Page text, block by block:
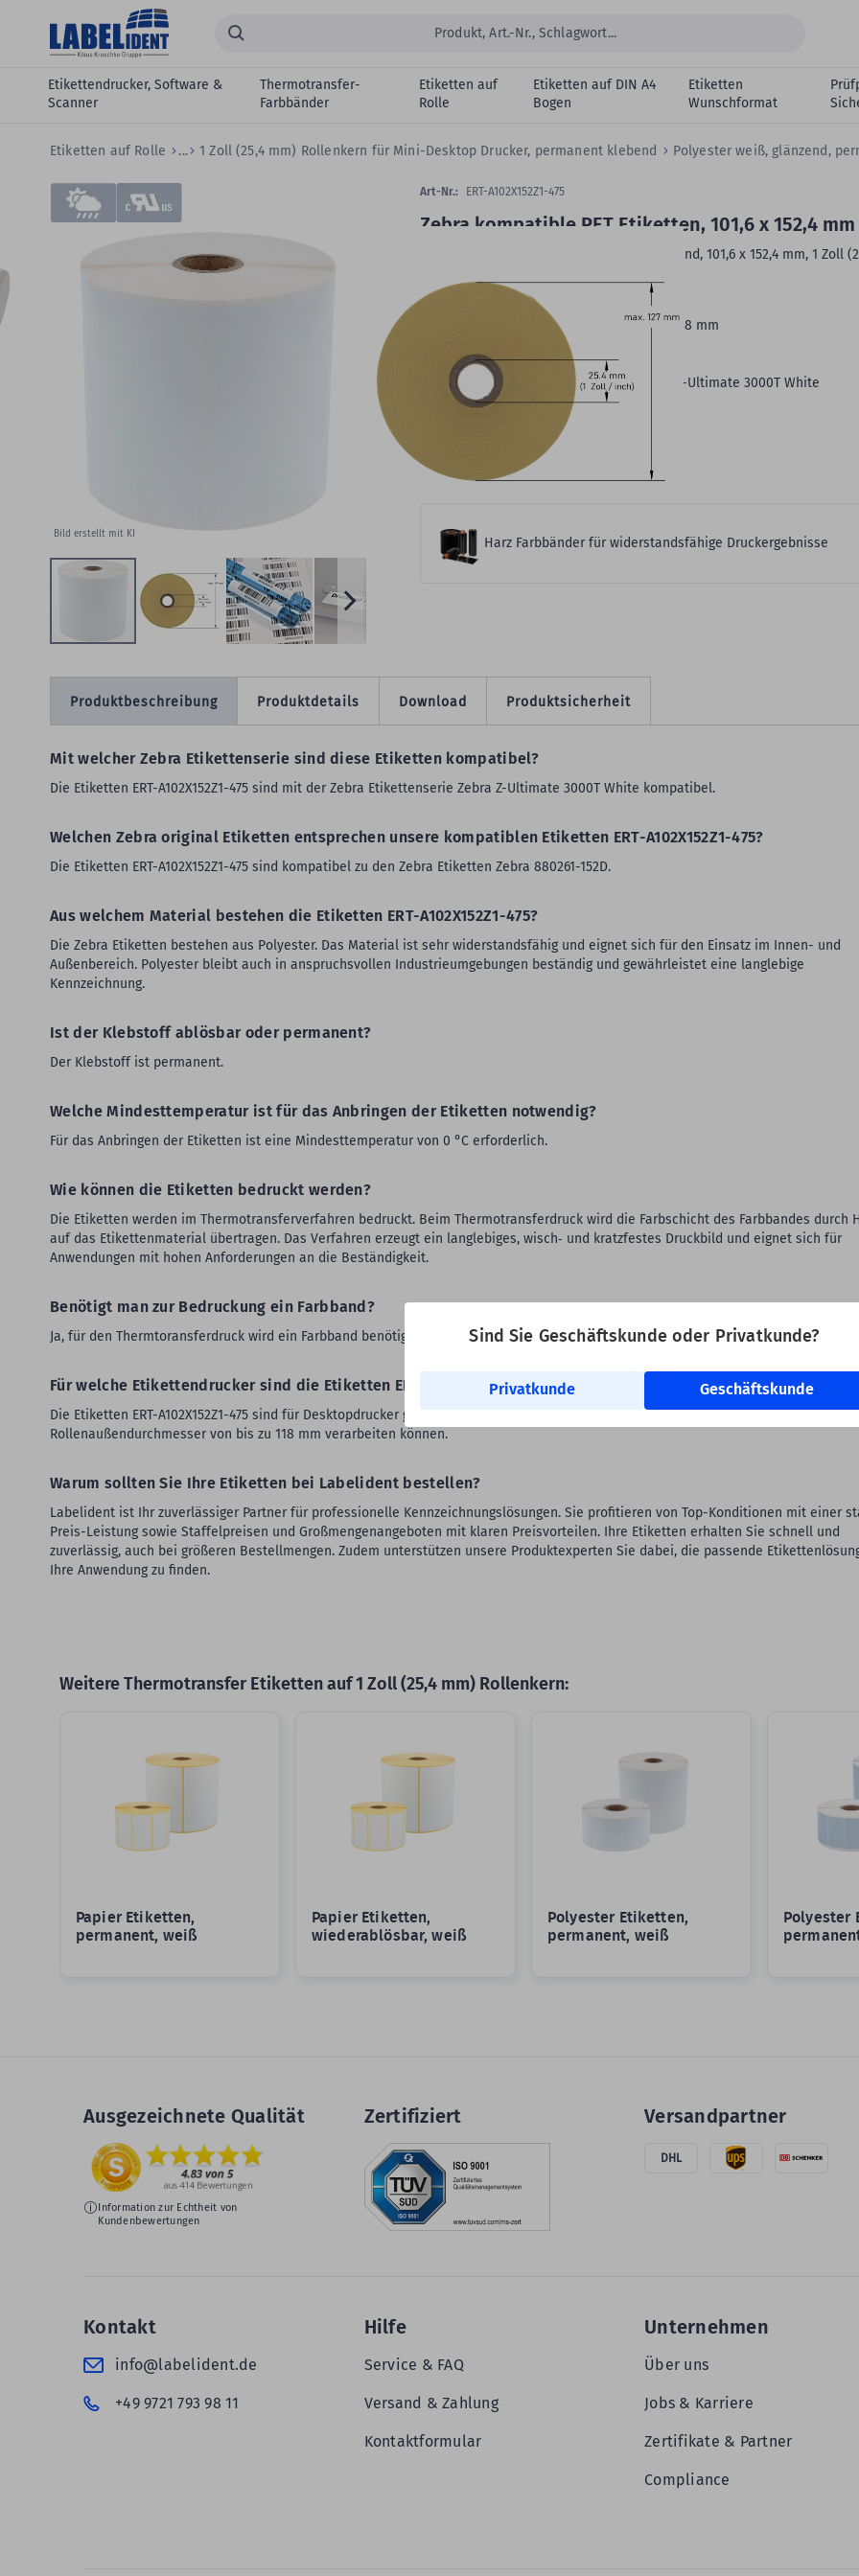
Sind Sie Geschäftskunde oder Privatkunde?
Privatkunde Geschäftskunde
Zum Hauptinhalt springen
Suchen...
Etikettendrucker, Software &
Scanner
Thermotransfer-
Farbbänder
Etiketten auf
Rolle
Etiketten auf DIN A4
Bogen
Etiketten
Wunschformat
Etiketten auf Rolle ... 1 Zoll (25,4 mm) Rollenkern für Mini-Desktop Drucker, permanent klebend Polyester weiß, glänzend,
Zum
Ende
der
Bild erstellt mit KI
Skip
the
Zebra kompatible PET Etiketten, 101,6 x 152,4 mm
Polyester-Etiketten, weiß, permanent klebend, 101,6 x 152,4 mm, 1 Zoll
Art-Nr.: ERT-A102X152Z1-475
Desktopdrucker
104 mm - Rollenaußen-Ø:118 mm
Farbbandempfehlung: Harz
Formatgleich:
Zebra 880261-152D, Zebra Z-Ultimate 3000T White
Rollenkern: 1 Zoll (25,4 mm)
475 Etiketten auf 1 Rolle/n
Weitere Produktdetails
Harz Farbbänder für widerstandsfähige Druckergebnisse
Produktbeschreibung
Mit welcher Zebra Etikettenserie sind diese Etiketten kompatibel?
Die Etiketten ERT-A102X152Z1-475 sind mit der Zebra Etikettenserie Zebra Z-Ultimate 3000T White kompatibel.
Welchen Zebra original Etiketten entsprechen unsere kompatiblen Etiketten ERT-A102X152Z1-475?
Die Etiketten ERT-A102X152Z1-475 sind kompatibel zu den Zebra Etiketten Zebra 880261-152D.
Aus welchem Material bestehen die Etiketten ERT-A102X152Z1-475?
Die Zebra Etiketten bestehen aus Polyester. Das Material ist sehr widerstandsfähig und eignet sich für den Einsatz im Innen- und
Außenbereich. Polyester bleibt auch in anspruchsvollen Industrieumgebungen beständig und gewährleistet eine langlebige
Kennzeichnung.
Ist der Klebstoff ablösbar oder permanent?
Der Klebstoff ist permanent.
Welche Mindesttemperatur ist für das Anbringen der Etiketten notwendig?
Für das Anbringen der Etiketten ist eine Mindesttemperatur von 0 °C erforderlich.
Wie können die Etiketten bedruckt werden?
Die Etiketten werden im Thermotransferverfahren bedruckt. Beim Thermotransferdruck wird die Farbschicht des Farbbandes durch
auf das Etikettenmaterial übertragen. Das Verfahren erzeugt ein langlebiges, wisch‑ und kratzfestes Druckbild und eignet sich für
Anwendungen mit hohen Anforderungen an die Beständigkeit.
Benötigt man zur Bedruckung ein Farbband?
Ja, für den Thermtoransferdruck wird ein Farbband benötigt. Wir empfehlen für die Bedruckung ein Harz Farbband.
Für welche Etikettendrucker sind die Etiketten ERT-A102X152Z1-475 geeignet?
Die Etiketten ERT-A102X152Z1-475 sind für Desktopdrucker geeignet, die einen Rollenkern-Ø von 1 Zoll (25,4 mm) und einen
Rollenaußendurchmesser von bis zu 118 mm verarbeiten können.
Warum sollten Sie Ihre Etiketten bei Labelident bestellen?
Labelident ist Ihr zuverlässiger Partner für professionelle Kennzeichnungslösungen. Sie profitieren von Top-Konditionen mit einer
Preis-Leistung sowie Staffelpreisen und Großmengenangeboten mit klaren Preisvorteilen. Ihre Etiketten erhalten Sie schnell und
zuverlässig, auch bei größeren Bestellmengen. Zudem unterstützen unsere Produktexperten Sie dabei, die passende
Ihre Anwendung zu finden.
Produktdetails Download Produktsicherheit
Weitere Thermotransfer Etiketten auf 1 Zoll (25,4 mm) Rollenkern:
Papier Etiketten,
permanent, weiß
Papier Etiketten,
wiederablösbar, weiß
Polyester Etiketten,
permanent, weiß
Polyester
Ausgezeichnete Qualität
Information zur Echtheit von
Kundenbewertungen
Zertifiziert Versandpartner
DHL
Kontakt
info@labelident.de
+49 9721 793 98 11
Hilfe
Service & FAQ
Versand & Zahlung
Kontaktformular
Unternehmen
Über uns
Jobs & Karriere
Zertifikate & Partner
Compliance